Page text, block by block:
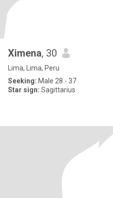
Ximena, 30
Lima, Lima, Peru
Seeking: Male 28 - 37
Star sign: Sagittarius